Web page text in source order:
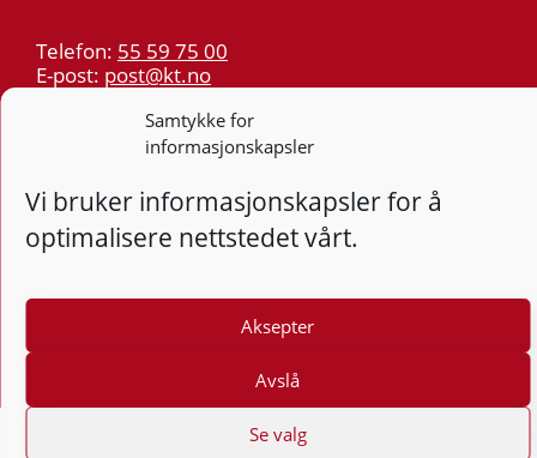
Samtykke for
informasjonskapsler
Vi bruker informasjonskapsler for å
optimalisere nettstedet vårt.
Aksepter
Avslå
Se valg
Telefon: 55 59 75 00
E-post: post@kt.no
Nyhetsvarsel >>
Personvern
Tilgjengelighetserklæring